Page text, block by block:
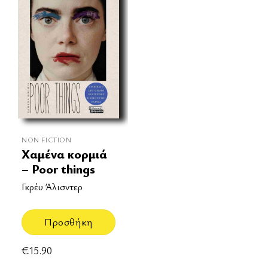
NON FICTION
Χαμένα κορμιά
– Poor things
Γκρέυ Άλισντερ
Προσθήκη
€15.90